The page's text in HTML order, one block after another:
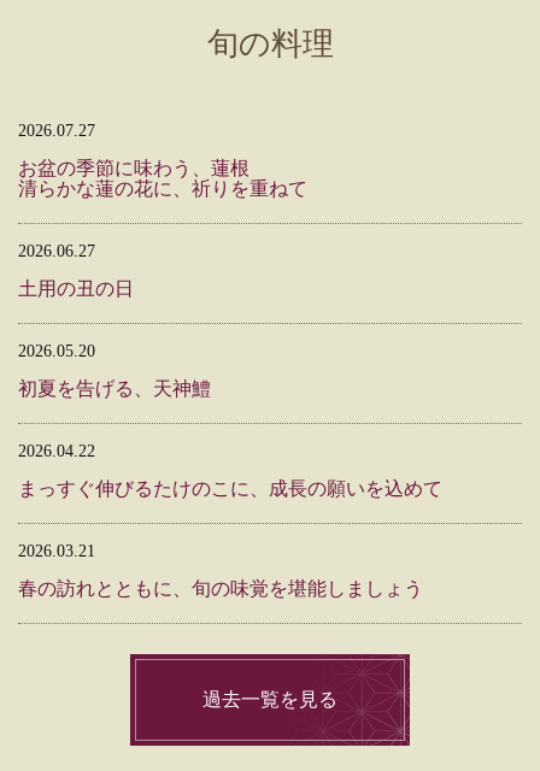
旬の料理
2026.07.27
お盆の季節に味わう、蓮根
清らかな蓮の花に、祈りを重ねて
2026.06.27
土用の丑の日
2026.05.20
初夏を告げる、天神鱧
2026.04.22
まっすぐ伸びるたけのこに、成長の願いを込めて
2026.03.21
春の訪れとともに、旬の味覚を堪能しましょう
過去一覧を見る